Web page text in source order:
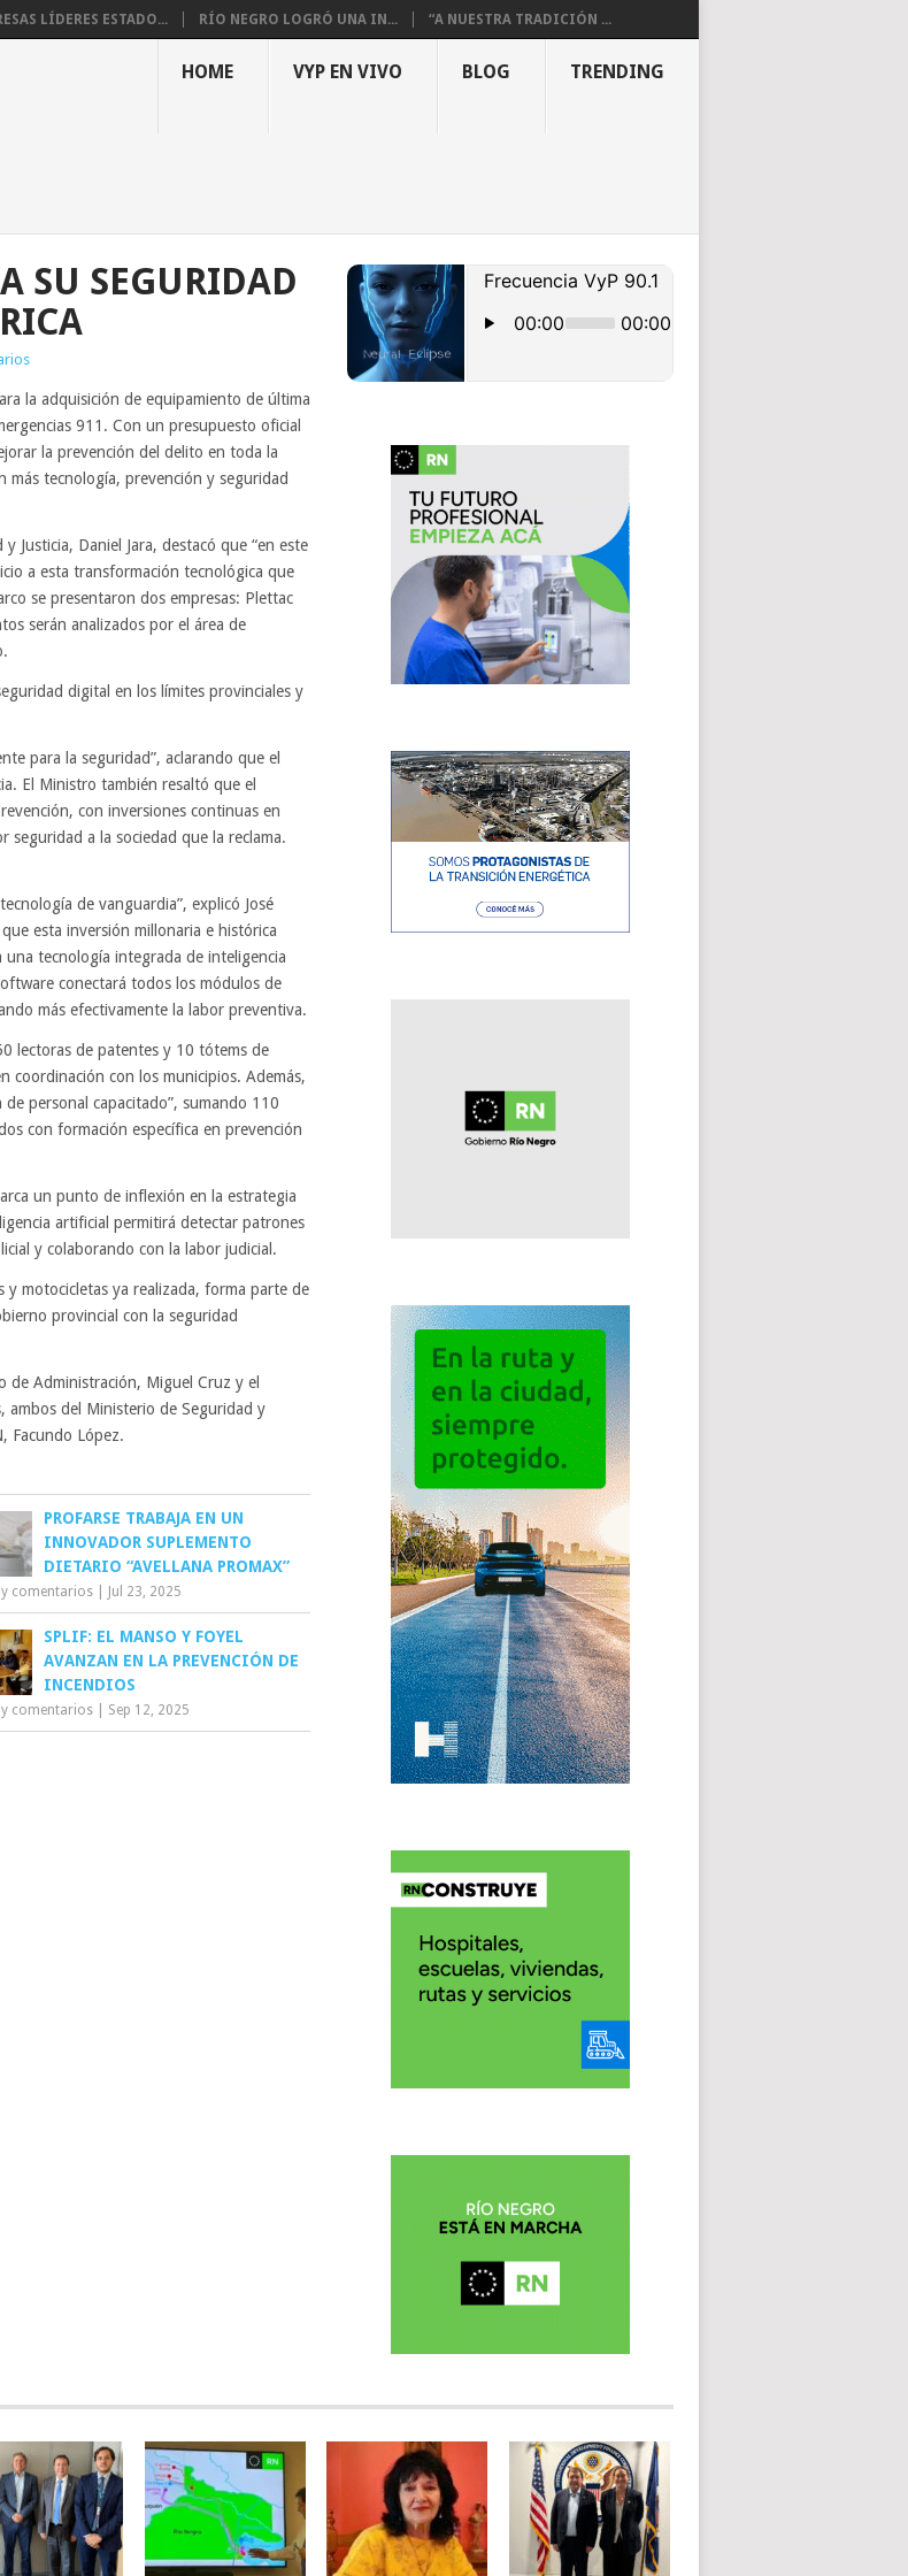
LÍDERES ESTADO... RÍO NEGRO LOGRÓ UNA IN... “A NUESTRA TRADICIÓN ...
HOME VYP EN VIVO BLOG TRENDING
SU SEGURIDAD
la adquisición de equipamiento de última
911. Con un presupuesto oficial
la prevención del delito en toda la
tecnología, prevención y seguridad
Justicia, Daniel Jara, destacó que “en este
a esta transformación tecnológica que
se presentaron dos empresas: Plettac
serán analizados por el área de
digital en los límites provinciales y
para la seguridad”, aclarando que el
El Ministro también resaltó que el
con inversiones continuas en
seguridad a la sociedad que la reclama.
de vanguardia”, explicó José
esta inversión millonaria e histórica
tecnología integrada de inteligencia
conectará todos los módulos de
más efectivamente la labor preventiva.
lectoras de patentes y 10 tótems de
coordinación con los municipios. Además,
personal capacitado”, sumando 110
con formación específica en prevención
un punto de inflexión en la estrategia
artificial permitirá detectar patrones
y colaborando con la labor judicial.
motocicletas ya realizada, forma parte de
provincial con la seguridad
de Administración, Miguel Cruz y el
ambos del Ministerio de Seguridad y
Facundo López.
PROFARSE TRABAJA EN UN
INNOVADOR SUPLEMENTO
DIETARIO “AVELLANA PROMAX”
comentarios Jul 23, 2025
SPLIF: EL MANSO Y FOYEL
AVANZAN EN LA PREVENCIÓN DE
INCENDIOS
comentarios Sep 12, 2025